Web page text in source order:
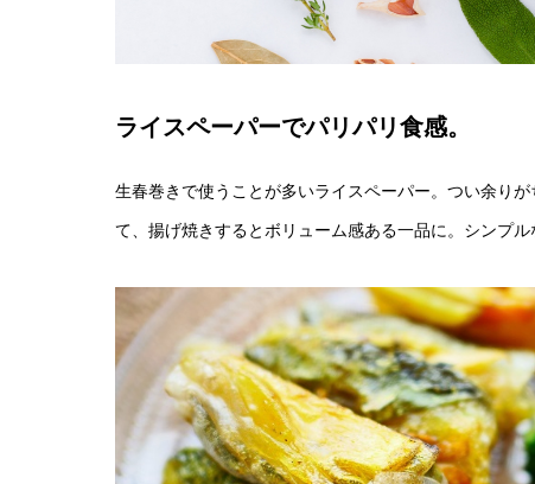
ライスペーパーでパリパリ食感。
生春巻きで使うことが多いライスペーパー。つい余り
て、揚げ焼きするとボリューム感ある一品に。シンプ